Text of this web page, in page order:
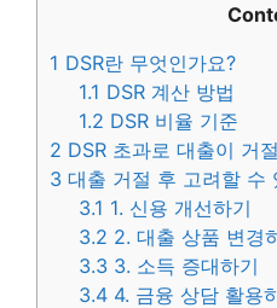
1 DSR란 무엇인가요?
1.1 DSR 계산 방법
1.2 DSR 비율 기준
2 DSR 초과로 대출이 거
3 대출 거절 후 고려할 수
3.1 1. 신용 개선하기
3.2 2. 대출 상품 변경
3.3 3. 소득 증대하기
3.4 4. 금융 상담 활용